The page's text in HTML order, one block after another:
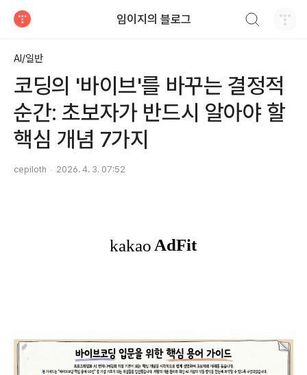
임이지의 블로그
AI/일반
코딩의 '바이브'를 바꾸는 결정적
순간: 초보자가 반드시 알아야 할
핵심 개념 7가지
cepiloth 2026. 4. 3. 07:52